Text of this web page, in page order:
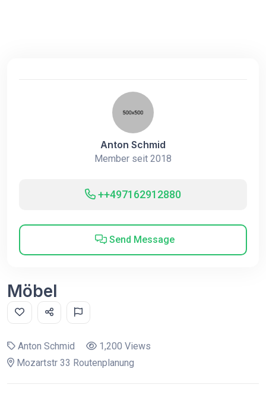
Anton Schmid
Member seit 2018
++497162912880
Send Message
Möbel
Anton Schmid
1,200 Views
Mozartstr 33 Routenplanung